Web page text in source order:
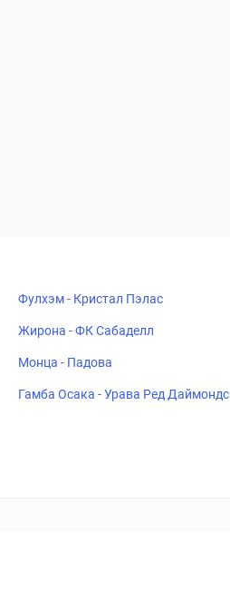
Фулхэм - Кристал Пэлас
Жирона - ФК Сабаделл
Монца - Падова
Гамба Осака - Урава Ред Даймондс